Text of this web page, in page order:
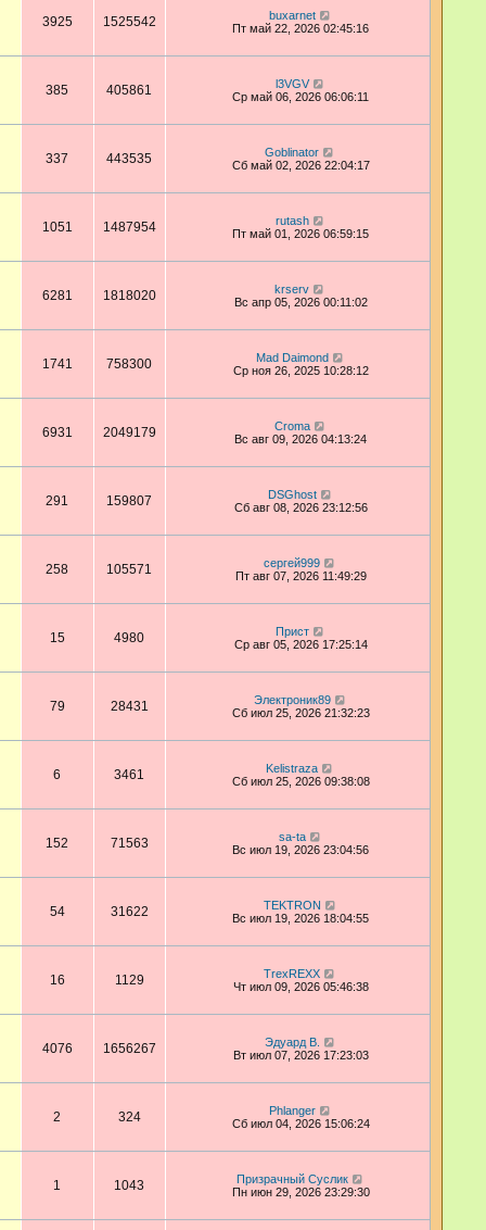
3925 1525542
buxarnet
Пт май 22, 2026 02:45:16
385 405861
l3VGV
Ср май 06, 2026 06:06:11
337 443535
Goblinator
Сб май 02, 2026 22:04:17
1051 1487954
rutash
Пт май 01, 2026 06:59:15
6281 1818020
krserv
Вс апр 05, 2026 00:11:02
1741 758300
Mad Daimond
Ср ноя 26, 2025 10:28:12
6931 2049179
Croma
Вс авг 09, 2026 04:13:24
291 159807
DSGhost
Сб авг 08, 2026 23:12:56
258 105571
сергей999
Пт авг 07, 2026 11:49:29
15 4980
Прист
Ср авг 05, 2026 17:25:14
79 28431
Электроник89
Сб июл 25, 2026 21:32:23
6 3461
Kelistraza
Сб июл 25, 2026 09:38:08
152 71563
sa-ta
Вс июл 19, 2026 23:04:56
54 31622
TEKTRON
Вс июл 19, 2026 18:04:55
16 1129
TrexREXX
Чт июл 09, 2026 05:46:38
4076 1656267
Эдуард В.
Вт июл 07, 2026 17:23:03
2 324
Phlanger
Сб июл 04, 2026 15:06:24
1 1043
Призрачный Суслик
Пн июн 29, 2026 23:29:30